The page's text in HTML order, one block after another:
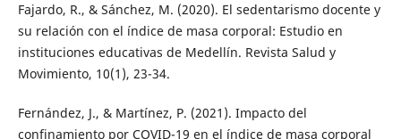
Fajardo, R., & Sánchez, M. (2020). El sedentarismo docente y
su relación con el índice de masa corporal: Estudio en
instituciones educativas de Medellín. Revista Salud y
Movimiento, 10(1), 23-34.
Fernández, J., & Martínez, P. (2021). Impacto del
confinamiento por COVID-19 en el índice de masa corporal